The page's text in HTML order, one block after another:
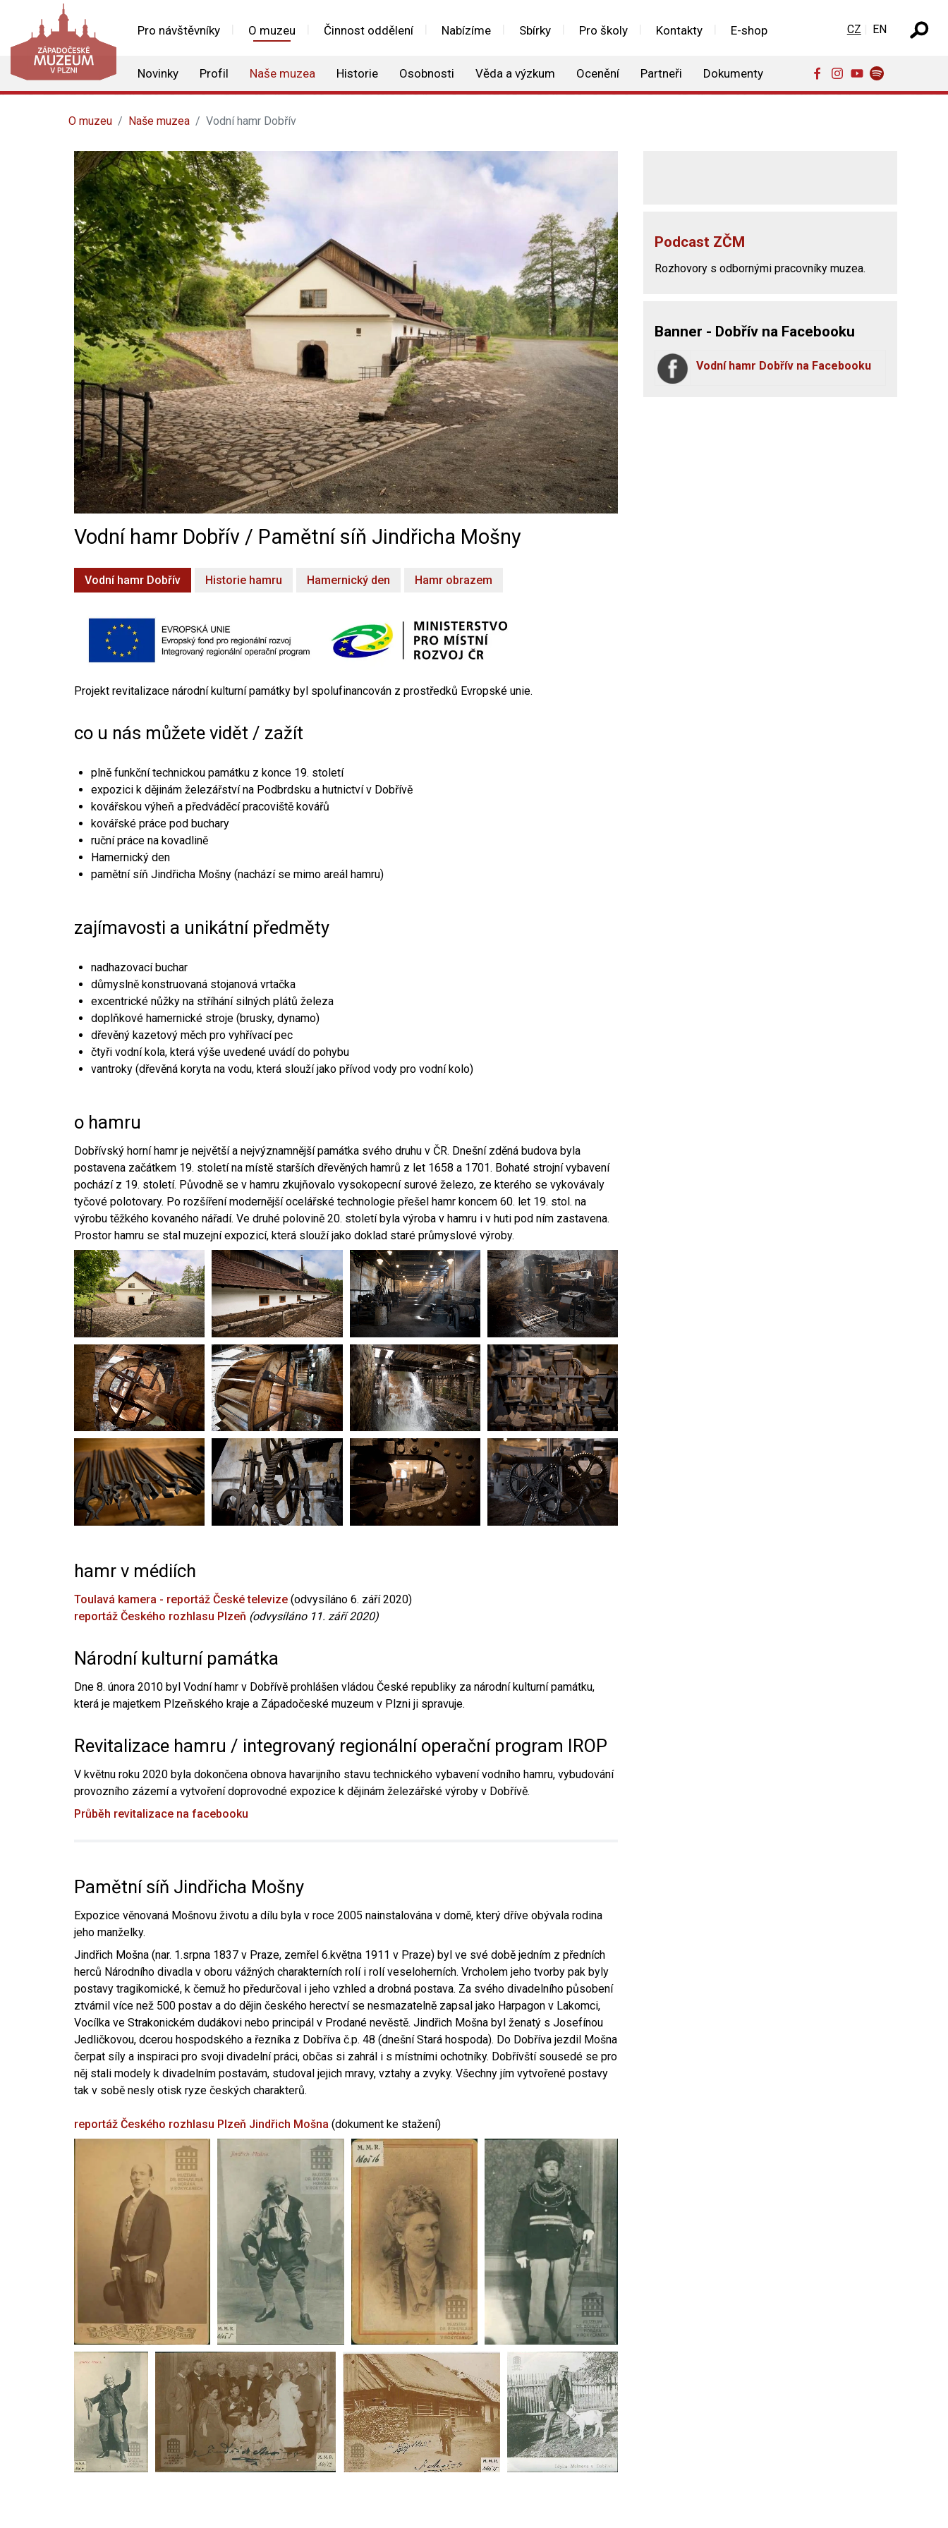
Pro návštěvníky O muzeu Činnost oddělení Nabízíme Sbírky Pro školy Kontakty E-shop
Novinky Profil Naše muzea Historie Osobnosti Věda a výzkum Ocenění Partneři Dokumenty
Zvolte jazyk
CZ EN
O muzeu Naše muzea Vodní hamr Dobřív
Vodní hamr Dobřív / Pamětní síň Jindřicha Mošny
Vodní hamr Dobřív Historie hamru Hamernický den Hamr obrazem
Projekt revitalizace národní kulturní památky byl spolufinancován z prostředků Evropské unie.
co u nás můžete vidět / zažít
plně funkční technickou památku z konce 19. století
expozici k dějinám železářství na Podbrdsku a hutnictví v Dobřívě
kovářskou výheň a předváděcí pracoviště kovářů
kovářské práce pod buchary
ruční práce na kovadlině
Hamernický den
pamětní síň Jindřicha Mošny (nachází se mimo areál hamru)
zajímavosti a unikátní předměty
nadhazovací buchar
důmyslně konstruovaná stojanová vrtačka
excentrické nůžky na stříhání silných plátů železa
doplňkové hamernické stroje (brusky, dynamo)
dřevěný kazetový měch pro vyhřívací pec
čtyři vodní kola, která výše uvedené uvádí do pohybu
vantroky (dřevěná koryta na vodu, která slouží jako přívod vody pro vodní kolo)
o hamru
Dobřívský horní hamr je největší a nejvýznamnější památka svého druhu v ČR. Dnešní zděná budova byla
postavena začátkem 19. století na místě starších dřevěných hamrů z let 1658 a 1701. Bohaté strojní vybavení
pochází z 19. století. Původně se v hamru zkujňovalo vysokopecní surové železo, ze kterého se vykovávaly
tyčové polotovary. Po rozšíření modernější ocelářské technologie přešel hamr koncem 60. let 19. stol. na
výrobu těžkého kovaného nářadí. Ve druhé polovině 20. století byla výroba v hamru i v huti pod ním zastavena.
Prostor hamru se stal muzejní expozicí, která slouží jako doklad staré průmyslové výroby.
hamr v médiích
Toulavá kamera - reportáž České televize (odvysíláno 6. září 2020)
reportáž Českého rozhlasu Plzeň (odvysíláno 11. září 2020)
Národní kulturní památka
Dne 8. února 2010 byl Vodní hamr v Dobřívě prohlášen vládou České republiky za národní kulturní památku,
která je majetkem Plzeňského kraje a Západočeské muzeum v Plzni ji spravuje.
Revitalizace hamru / integrovaný regionální operační program IROP
V květnu roku 2020 byla dokončena obnova havarijního stavu technického vybavení vodního hamru, vybudování
provozního zázemí a vytvoření doprovodné expozice k dějinám železářské výroby v Dobřívě.
Průběh revitalizace na facebooku
Pamětní síň Jindřicha Mošny
Expozice věnovaná Mošnovu životu a dílu byla v roce 2005 nainstalována v domě, který dříve obývala rodina
jeho manželky.
Jindřich Mošna (nar. 1.srpna 1837 v Praze, zemřel 6.května 1911 v Praze) byl ve své době jedním z předních
herců Národního divadla v oboru vážných charakterních rolí i rolí veseloherních. Vrcholem jeho tvorby pak byly
postavy tragikomické, k čemuž ho předurčoval i jeho vzhled a drobná postava. Za svého divadelního působení
ztvárnil více než 500 postav a do dějin českého herectví se nesmazatelně zapsal jako Harpagon v Lakomci,
Vocílka ve Strakonickém dudákovi nebo principál v Prodané nevěstě. Jindřich Mošna byl ženatý s Josefínou
Jedličkovou, dcerou hospodského a řezníka z Dobříva č.p. 48 (dnešní Stará hospoda). Do Dobříva jezdil Mošna
čerpat síly a inspiraci pro svoji divadelní práci, občas si zahrál i s místními ochotníky. Dobřívští sousedé se pro
něj stali modely k divadelním postavám, studoval jejich mravy, vztahy a zvyky. Všechny jím vytvořené postavy
tak v sobě nesly otisk ryze českých charakterů.
reportáž Českého rozhlasu Plzeň Jindřich Mošna (dokument ke stažení)
Podcast ZČM
Rozhovory s odbornými pracovníky muzea.
Banner - Dobřív na Facebooku
Vodní hamr Dobřív na Facebooku